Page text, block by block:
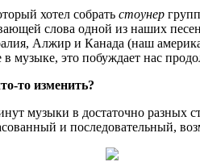
хотел собрать стоунер
слова одной из наших
Алжир и Канада (наш
музыке, это побуждает нас
то изменить?
музыки в достаточно разных
и последовательный,